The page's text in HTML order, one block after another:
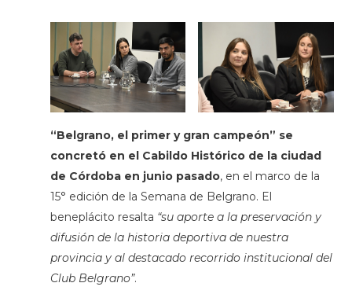
“Belgrano, el primer y gran campeón” se
concretó en el Cabildo Histórico de la ciudad
de Córdoba en junio pasado, en el marco de la
15° edición de la Semana de Belgrano. El
beneplácito resalta “su aporte a la preservación y
difusión de la historia deportiva de nuestra
provincia y al destacado recorrido institucional del
Club Belgrano”.